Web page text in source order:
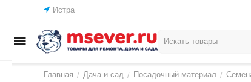
Истра
Главная / Дача и сад / Посадочный материал /